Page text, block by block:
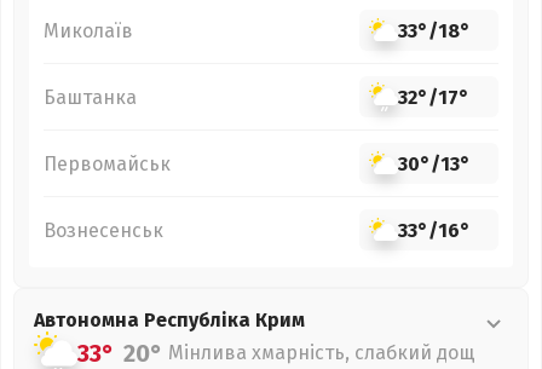
Миколаїв 33°/18°
Баштанка 32°/17°
Первомайськ 30°/13°
Вознесенськ 33°/16°
Автономна Республіка Крим
33° 20° Мінлива хмарність, слабкий дощ